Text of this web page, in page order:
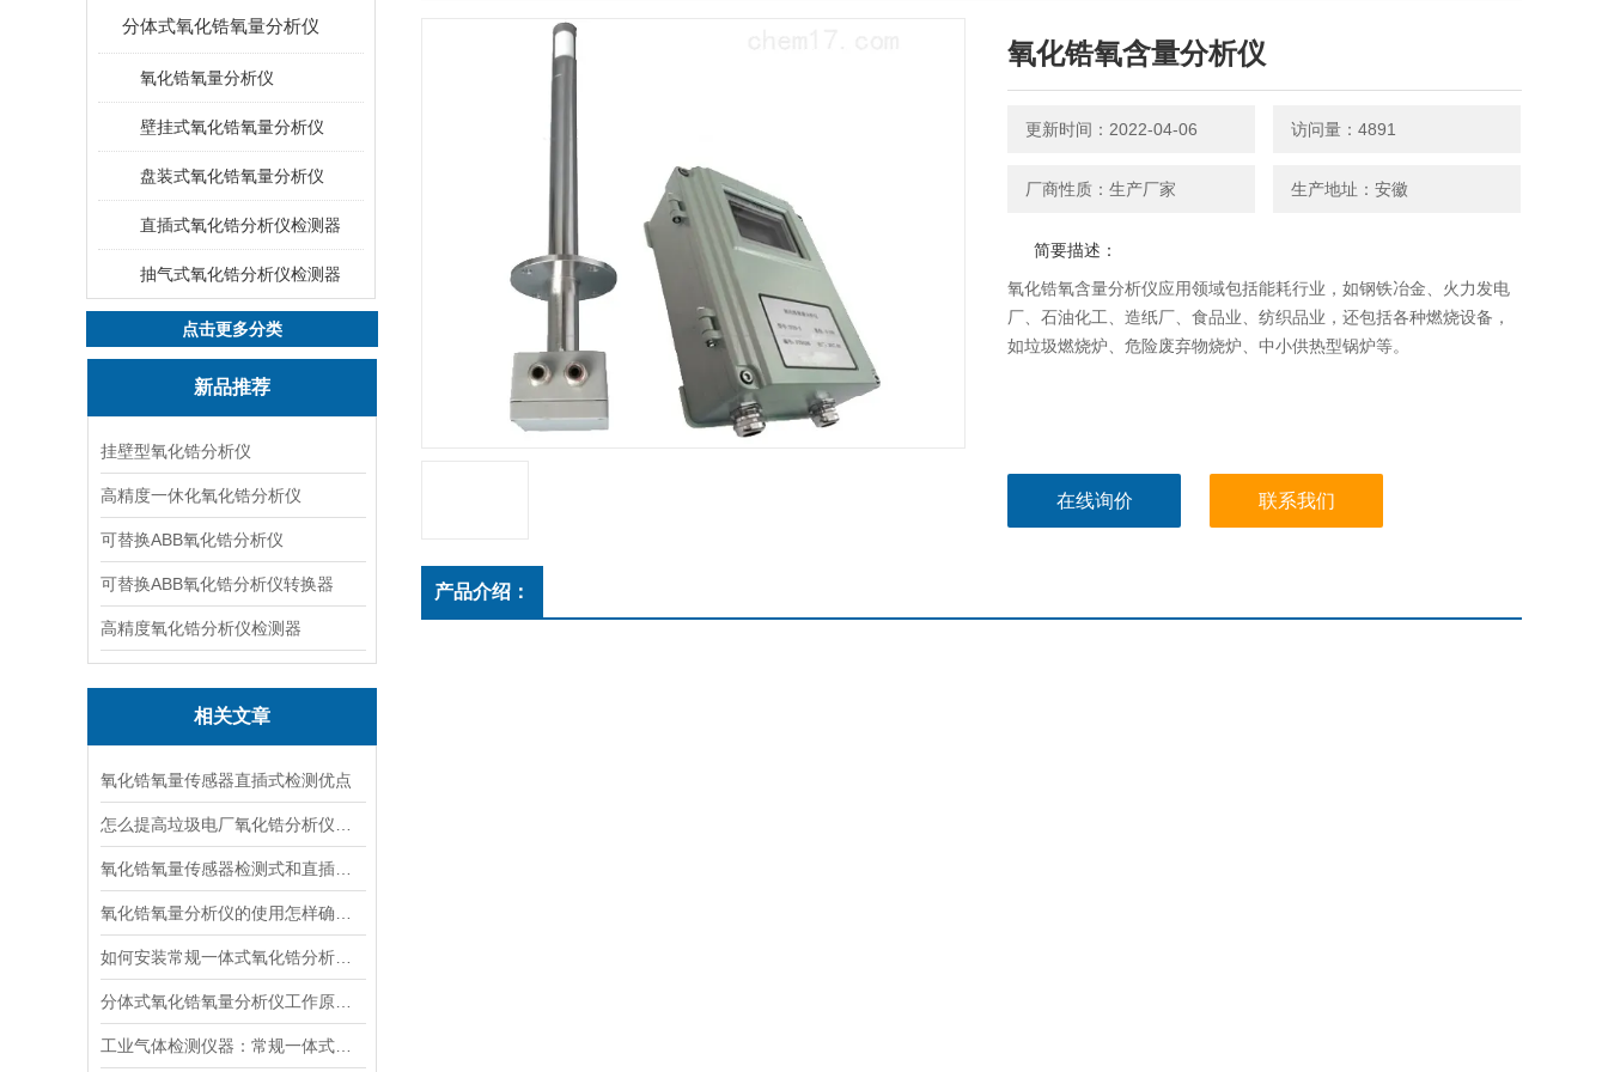
分体式氧化锆氧量分析仪
氧化锆氧量分析仪
壁挂式氧化锆氧量分析仪
盘装式氧化锆氧量分析仪
直插式氧化锆分析仪检测器
抽气式氧化锆分析仪检测器
点击更多分类
新品推荐
挂壁型氧化锆分析仪
高精度一休化氧化锆分析仪
可替换ABB氧化锆分析仪
可替换ABB氧化锆分析仪转换器
高精度氧化锆分析仪检测器
相关文章
氧化锆氧量传感器直插式检测优点
氧化锆氧含量分析仪
更新时间：2022-04-06 访问量：4891
厂商性质：生产厂家 生产地址：安徽
简要描述：
氧化锆氧含量分析仪应用领域包括能耗行业，如钢铁冶金、火力发电
厂、石油化工、造纸厂、食品业、纺织品业，还包括各种燃烧设备，
如垃圾燃烧炉、危险废弃物烧炉、中小供热型锅炉等。
在线询价 联系我们
产品介绍：